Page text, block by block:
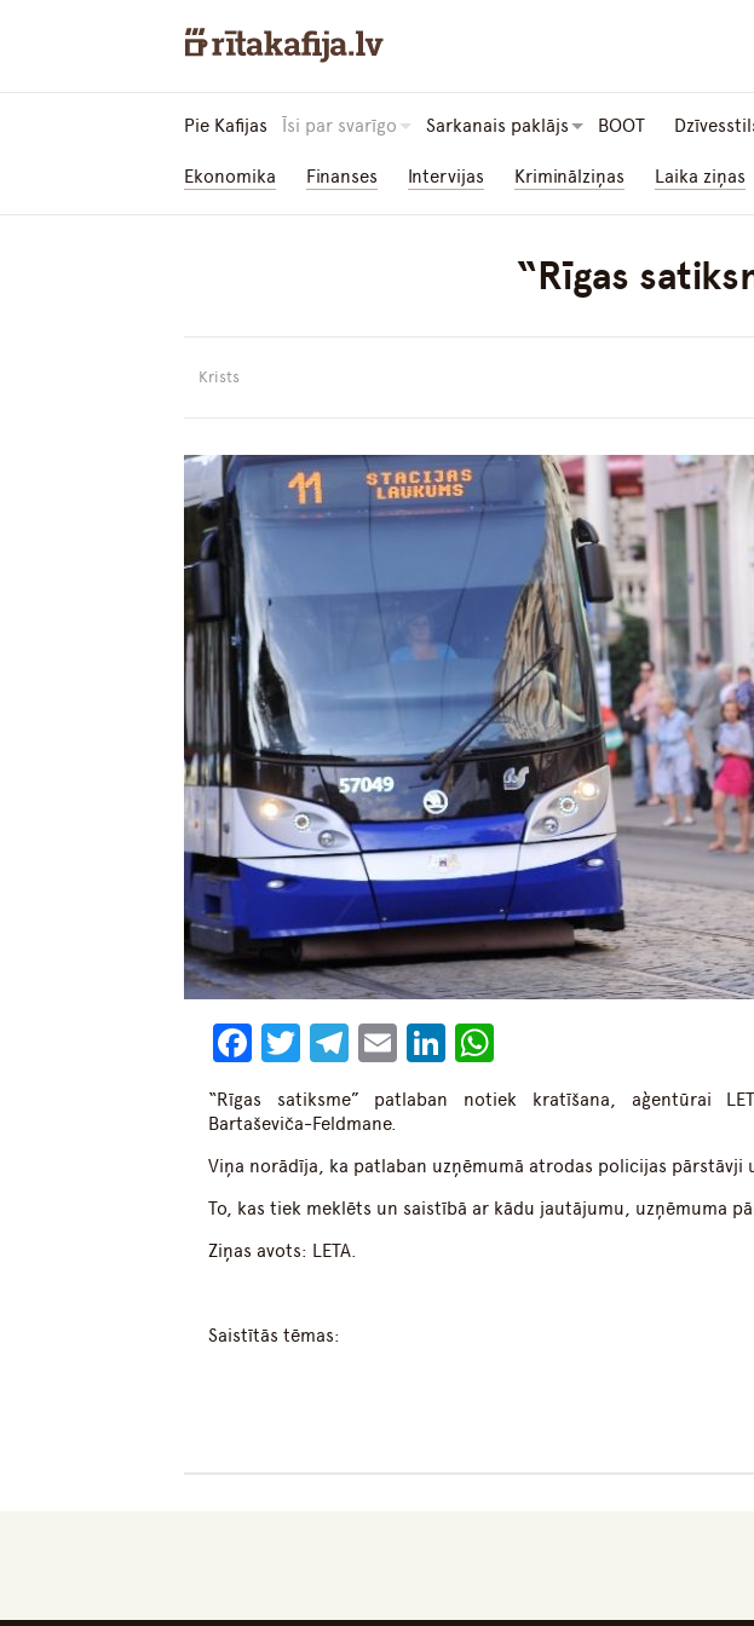
Pie Kafijas Īsi par svarīgo Sarkanais paklājs BOOT
Ekonomika Finanses Intervijas Kriminālziņas Laika ziņas
“Rīgas
Krists
Facebook
Twitter
Telegram
EmailLinkedIn
“Rīgas satiksme” patlaban notiek kratīšana, aģentūrai
Bartaševiča-Feldmane.
Viņa norādīja, ka patlaban uzņēmumā atrodas policijas pārstāvji
To, kas tiek meklēts un saistībā ar kādu jautājumu, uzņēmuma
Ziņas avots: LETA.
Saistītās tēmas: